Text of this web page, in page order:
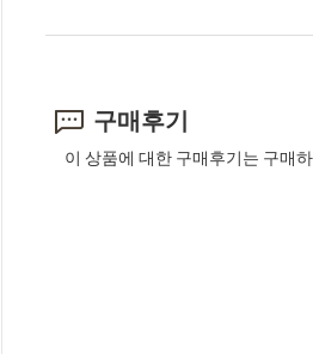
구매후기
이 상품에 대한 구매후기는 구매